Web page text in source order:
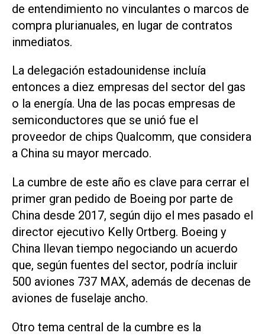
de entendimiento no vinculantes o marcos de
compra plurianuales, en lugar de contratos
inmediatos.
La delegación estadounidense incluía
entonces a diez empresas ‌del sector del gas
o la energía. Una de las pocas empresas de
semiconductores que se unió fue el
proveedor de chips Qualcomm, que considera
a China su mayor mercado.
La cumbre de este año es clave para cerrar el
primer gran pedido de Boeing por parte de
China desde 2017, según dijo el mes pasado el
director ejecutivo Kelly Ortberg. Boeing y
China llevan tiempo negociando un acuerdo
que, según fuentes del sector, podría incluir
500 aviones 737 MAX, además ‌de decenas de
aviones de fuselaje ancho.
Otro tema central de la cumbre es la